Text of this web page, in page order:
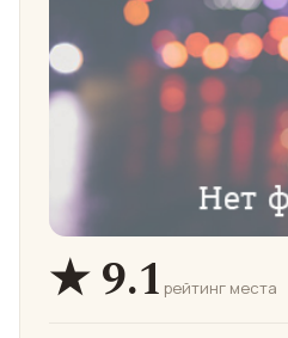
★ 9.1 рейтинг места